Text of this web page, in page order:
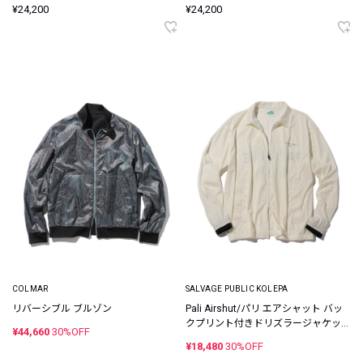
¥24,200 ¥24,200
COLMAR
リバーシブル ブルゾン
¥44,660 30%OFF
SALVAGE PUBLIC KOLEPA
Pali Airshut/パリ エアシャット バッ
クプリント付きドリズラージャケッ
¥18,480 30%OFF